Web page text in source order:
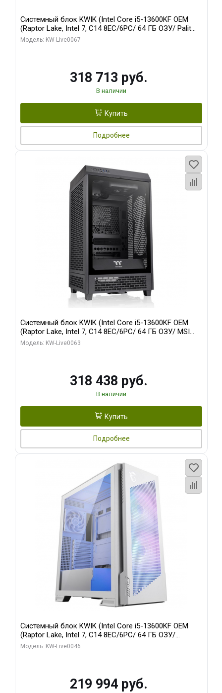
Системный блок KWIK (Intel Core i5-13600KF OEM
(Raptor Lake, Intel 7, C14 8EC/6PC/ 64 ГБ ОЗУ/ Palit
RTX5080 GAMINGPRO OC 16GB GDDR7 256bit 3xDP
Модель: KW-Live0067
318 713 руб.
В наличии
Купить
Подробнее
Системный блок KWIK (Intel Core i5-13600KF OEM
(Raptor Lake, Intel 7, C14 8EC/6PC/ 64 ГБ ОЗУ/ MSI
RTX5080 VENTUS 3X OC 16GB GDDR7 256bit 3xDP
Модель: KW-Live0063
318 438 руб.
В наличии
Купить
Подробнее
Системный блок KWIK (Intel Core i5-13600KF OEM
(Raptor Lake, Intel 7, C14 8EC/6PC/ 64 ГБ ОЗУ/
Gigabyte RTX5060Ti GAMING OC 8GB GDDR7 128bit
Модель: KW-Live0046
219 994 руб.